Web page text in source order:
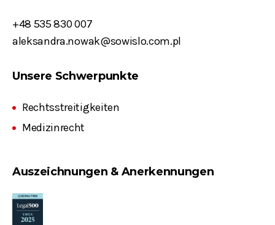
+48 535 830 007
aleksandra.nowak@sowislo.com.pl
Unsere Schwerpunkte
Rechtsstreitigkeiten
Medizinrecht
Auszeichnungen & Anerkennungen